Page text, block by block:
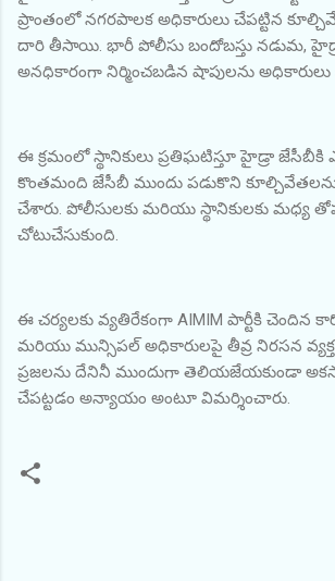
ప్రాంతంలో నగరపాలక అధికారులు చేపట్టిన
దారి తీసాయి. భారీ పోలీసు బందోబస్తు నడుమ,
అనధికారంగా నిర్మించబడిన షాపులను అధికారులు
ఈ క్రమంలో స్థానికులు ప్రతిఘటిస్తూ హైడ్రా జేసీబీకి
కొంతమంది జేసీబీ ముందు పడుకొని కూల్చివేతలను
చేశారు. పోలీసులకు మరియు స్థానికులకు మధ్య
చోటుచేసుకుంది.
ఈ చర్యలకు వ్యతిరేకంగా AIMIM పార్టీకి చెందిన
మరియు మున్సిపల్ అధికారులపై తీవ్ర నిరసన
ప్రజలను దేనినీ ముందుగా తెలియజేయకుండా
చేపట్టడం అన్యాయం అంటూ విమర్శించారు.